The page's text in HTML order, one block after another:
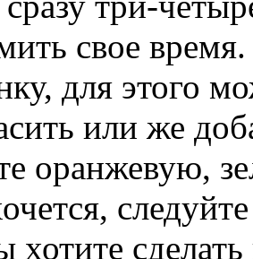
свое
для этого
или же
оранжевую,
хотите